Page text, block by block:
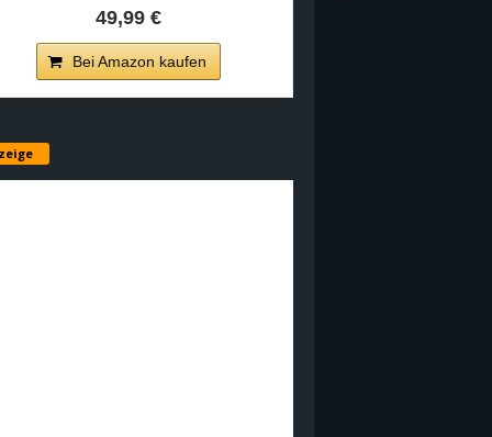
49,99 €
Bei Amazon kaufen